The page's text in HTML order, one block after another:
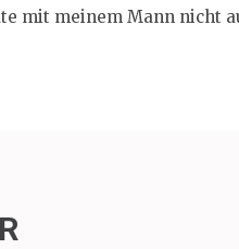
mit meinem Mann nicht